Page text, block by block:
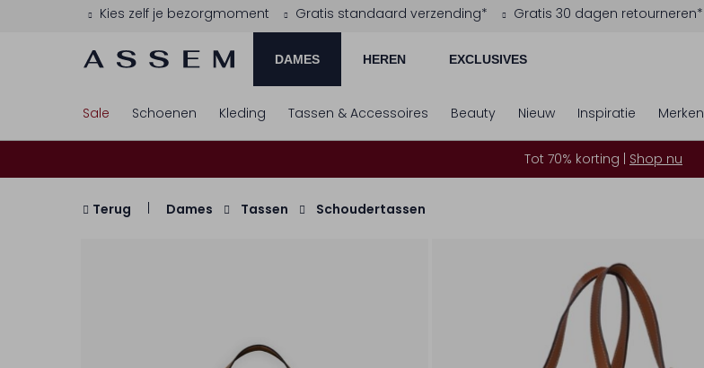
Kies zelf je bezorgmoment Gratis standaard verzending* Gratis 30 dagen retourneren*
DAMES HEREN EXCLUSIVES
Sale Schoenen Kleding Tassen & Accessoires Beauty Nieuw Inspiratie Merken
Tot 70% korting | Shop nu
Terug Dames Tassen Schoudertassen